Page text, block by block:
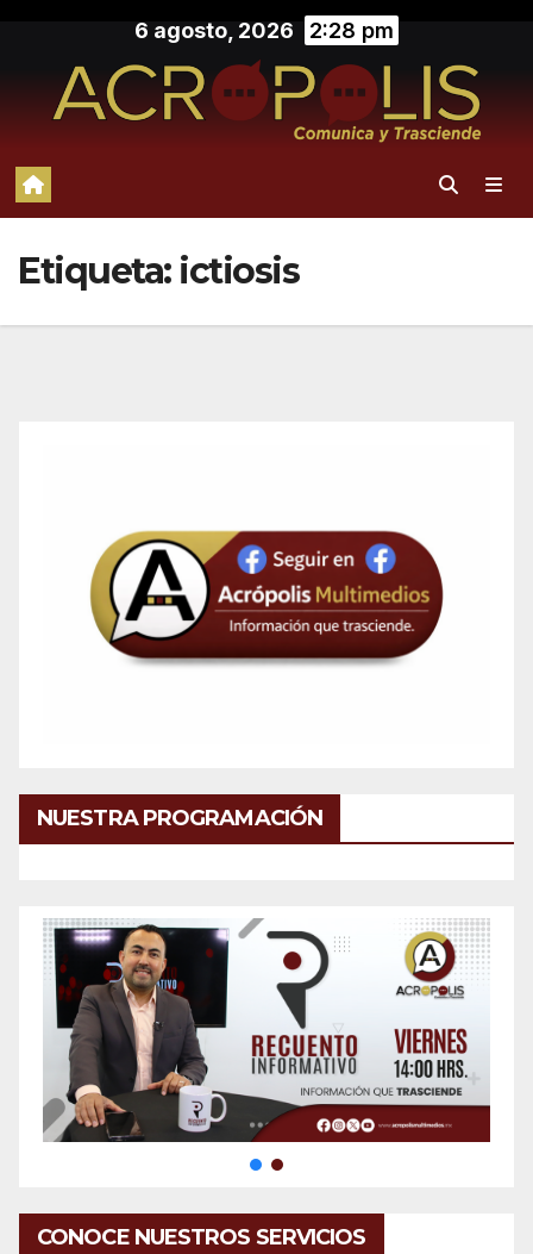
contenido
6 agosto, 2026 2:28 pm
Etiqueta: ictiosis
NUESTRA PROGRAMACIÓN
CONOCE NUESTROS SERVICIOS